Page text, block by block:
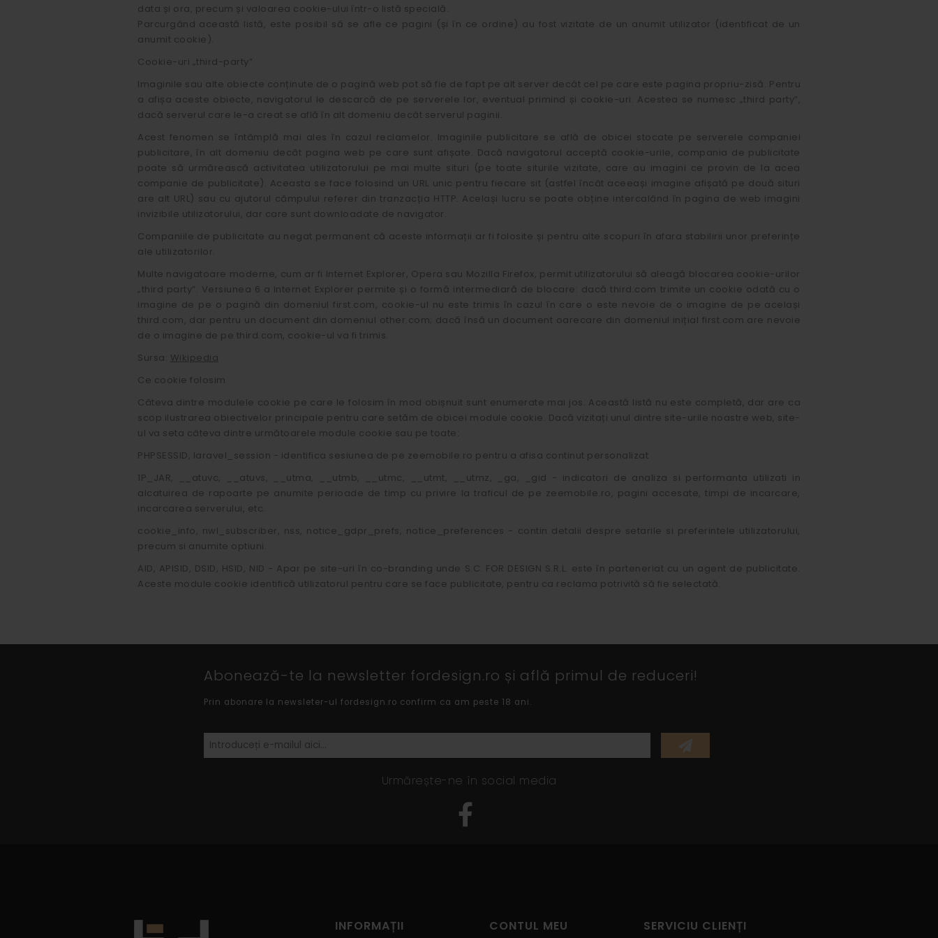
data și ora, precum și valoarea cookie-ului într-o listă specială.
Parcurgând această listă, este posibil să se afle ce pagini (și în ce ordine) au fost vizitate de un anumit utilizator (identificat de un
anumit cookie).
Cookie-uri „third-party”
Imaginile sau alte obiecte conținute de o pagină web pot să fie de fapt pe alt server decât cel pe care este pagina propriu-zisă. Pentru
a afișa aceste obiecte, navigatorul le descarcă de pe serverele lor, eventual primind și cookie-uri. Acestea se numesc „third party”,
dacă serverul care le-a creat se află în alt domeniu decât serverul paginii.
Acest fenomen se întâmplă mai ales în cazul reclamelor. Imaginile publicitare se află de obicei stocate pe serverele companiei
publicitare, în alt domeniu decât pagina web pe care sunt afișate. Dacă navigatorul acceptă cookie-urile, compania de publicitate
poate să urmărească activitatea utilizatorului pe mai multe situri (pe toate siturile vizitate, care au imagini ce provin de la acea
companie de publicitate). Aceasta se face folosind un URL unic pentru fiecare sit (astfel încât aceeași imagine afișată pe două situri
are alt URL) sau cu ajutorul câmpului referer din tranzacția HTTP. Același lucru se poate obține intercalând în pagina de web imagini
invizibile utilizatorului, dar care sunt downloadate de navigator.
Companiile de publicitate au negat permanent că aceste informații ar fi folosite și pentru alte scopuri în afara stabilirii unor preferințe
ale utilizatorilor.
Multe navigatoare moderne, cum ar fi Internet Explorer, Opera sau Mozilla Firefox, permit utilizatorului să aleagă blocarea cookie-urilor
„third party”. Versiunea 6 a Internet Explorer permite și o formă intermediară de blocare: dacă third.com trimite un cookie odată cu o
imagine de pe o pagină din domeniul first.com, cookie-ul nu este trimis în cazul în care o este nevoie de o imagine de pe același
third.com, dar pentru un document din domeniul other.com; dacă însă un document oarecare din domeniul inițial first.com are nevoie
de o imagine de pe third.com, cookie-ul va fi trimis.
Sursa: Wikipedia
Ce cookie folosim
Câteva dintre modulele cookie pe care le folosim în mod obișnuit sunt enumerate mai jos. Această listă nu este completă, dar are ca
scop ilustrarea obiectivelor principale pentru care setăm de obicei module cookie. Dacă vizitați unul dintre site-urile noastre web, site-
ul va seta câteva dintre următoarele module cookie sau pe toate:
PHPSESSID, laravel_session - identifica sesiunea de pe zeemobile.ro pentru a afisa continut personalizat
1P_JAR, __atuvc, __atuvs, __utma, __utmb, __utmc, __utmt, __utmz, _ga, _gid - indicatori de analiza si performanta utilizati in
alcatuirea de rapoarte pe anumite perioade de timp cu privire la traficul de pe zeemobile.ro, pagini accesate, timpi de incarcare,
incarcarea serverului, etc.
cookie_info, nwl_subscriber, nss, notice_gdpr_prefs, notice_preferences - contin detalii despre setarile si preferintele utilizatorului,
precum si anumite optiuni.
AID, APISID, DSID, HSID, NID - Apar pe site-uri în co-branding unde S.C. FOR DESIGN S.R.L. este în parteneriat cu un agent de publicitate.
Aceste module cookie identifică utilizatorul pentru care se face publicitate, pentru ca reclama potrivită să fie selectată.
Abonează-te la newsletter fordesign.ro și află primul de reduceri!
Prin abonare la newsleter-ul fordesign.ro confirm ca am peste 18 ani.
Urmărește-ne în social media
INFORMAȚII CONTUL MEU SERVICIU CLIENȚI